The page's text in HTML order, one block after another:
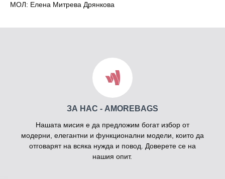
МОЛ: Елена Митрева Дрянкова
ЗА НАС - AMOREBAGS
Нашата мисия е да предложим богат избор от
модерни, елегантни и функционални модели, които да
отговарят на всяка нужда и повод. Доверете се на
нашия опит.